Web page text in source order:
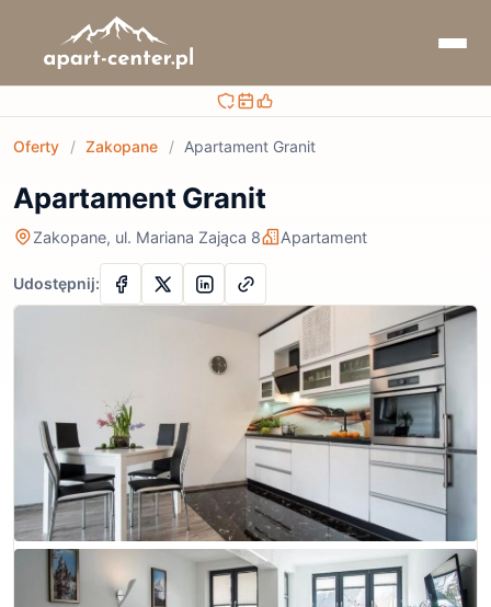
Bezpieczna rezerwacja
Sprawdzaj terminy i ceny
Obsługa przed i po rezerwacji
Oferty / Zakopane / Apartament Granit
Apartament Granit
Zakopane, ul. Mariana Zająca 8 Apartament
Udostępnij: